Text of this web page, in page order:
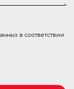
в соответствии